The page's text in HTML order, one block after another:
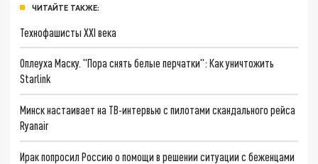
ЧИТАЙТЕ ТАКЖЕ:
Технофашисты XXI века
Оплеуха Маску. "Пора снять белые перчатки": Как уничтожить
Starlink
Минск настаивает на ТВ-интервью с пилотами скандального рейса
Ryanair
Ирак попросил Россию о помощи в решении ситуации с беженцами